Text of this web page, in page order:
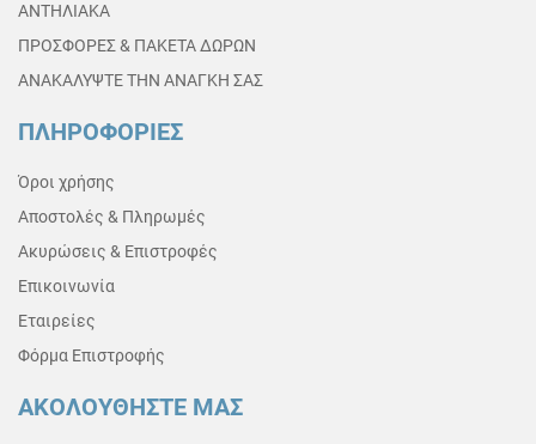
ΑΝΤΗΛΙΑΚΑ
ΠΡΟΣΦΟΡΕΣ & ΠΑΚΕΤΑ ΔΩΡΩΝ
ΑΝΑΚΑΛΥΨΤΕ ΤΗΝ ΑΝΑΓΚΗ ΣΑΣ
ΠΛΗΡΟΦΟΡΙΕΣ
Όροι χρήσης
Αποστολές & Πληρωμές
Ακυρώσεις & Επιστροφές
Επικοινωνία
Εταιρείες
Φόρμα Επιστροφής
ΑΚΟΛΟΥΘΗΣΤΕ ΜΑΣ